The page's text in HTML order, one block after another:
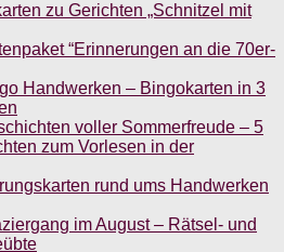
zu Gerichten „Schnitzel mit
“Erinnerungen an die 70er-
Handwerken – Bingokarten in 3
voller Sommerfreude – 5
zum Vorlesen in der
rund ums Handwerken
im August – Rätsel- und